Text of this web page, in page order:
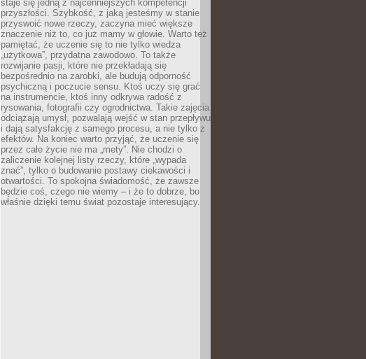
staje się jedną z najcenniejszych kompetencji
przyszłości. Szybkość, z jaką jesteśmy w stanie
przyswoić nowe rzeczy, zaczyna mieć większe
znaczenie niż to, co już mamy w głowie. Warto też
pamiętać, że uczenie się to nie tylko wiedza
„użytkowa”, przydatna zawodowo. To także
rozwijanie pasji, które nie przekładają się
bezpośrednio na zarobki, ale budują odporność
psychiczną i poczucie sensu. Ktoś uczy się grać
na instrumencie, ktoś inny odkrywa radość z
rysowania, fotografii czy ogrodnictwa. Takie zajęcia
odciążają umysł, pozwalają wejść w stan przepływu
i dają satysfakcję z samego procesu, a nie tylko z
efektów. Na koniec warto przyjąć, że uczenie się
przez całe życie nie ma „mety”. Nie chodzi o
zaliczenie kolejnej listy rzeczy, które „wypada
znać”, tylko o budowanie postawy ciekawości i
otwartości. To spokojna świadomość, że zawsze
będzie coś, czego nie wiemy – i że to dobrze, bo
właśnie dzięki temu świat pozostaje interesujący.